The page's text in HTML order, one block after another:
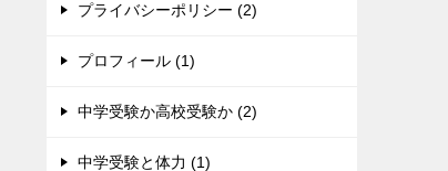
プライバシーポリシー (2)
プロフィール (1)
中学受験か高校受験か (2)
中学受験と体力 (1)